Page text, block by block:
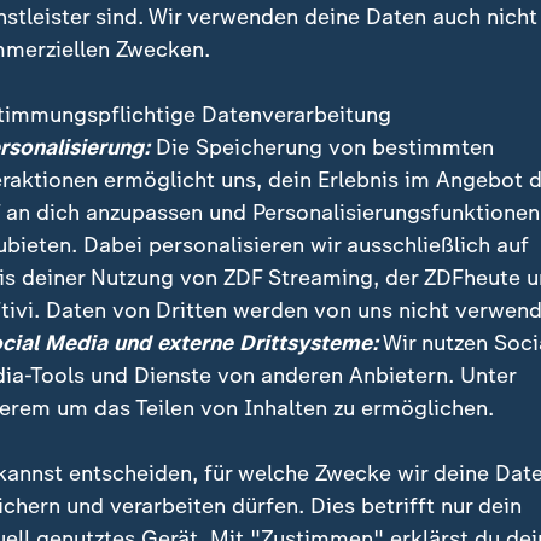
Dabei geht es auch um die vollständige
Anteil der weiblichen Führungskräfte ist ein
sind. Wir verwenden deine Daten auch nicht
Zwecken.
Datenverarbeitung
Die Speicherung von bestimmten
ermöglicht uns, dein Erlebnis im Angebot
an dich anzupassen und Personalisierungsfunktionen
Dabei personalisieren wir ausschließlich auf
deiner Nutzung von ZDF Streaming, der ZDFheute
Daten von Dritten werden von uns nicht
Media und externe Drittsysteme:Wir nutzen
Tools und Dienste von anderen Anbietern. Unter
um das Teilen von Inhalten zu ermöglichen.
entscheiden, für welche Zwecke wir deine
und verarbeiten dürfen. Dies betrifft nur dein